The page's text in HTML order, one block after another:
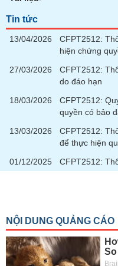
Tin tức
13/04/2026
CFPT2512:
hiện chứng
27/03/2026
CFPT2512:
do đáo hạn
18/03/2026
CFPT2512:
quyền có bảo
13/03/2026
CFPT2512:
để thực hiện
01/12/2025
CFPT2512:
chính